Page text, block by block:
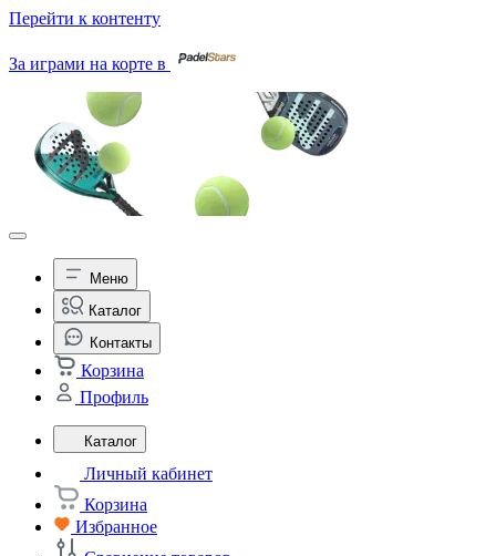
Перейти к контенту
За играми на корте в
Меню
Каталог
Контакты
Корзина
Профиль
Каталог
Личный кабинет
Корзина
Избранное